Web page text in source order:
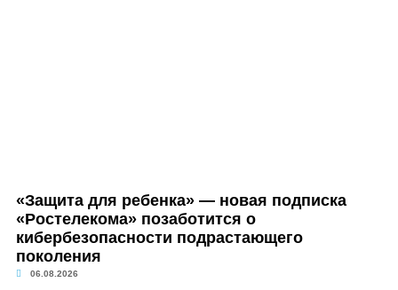
«Защита для ребенка» — новая подписка
«Ростелекома» позаботится о
кибербезопасности подрастающего
поколения
06.08.2026